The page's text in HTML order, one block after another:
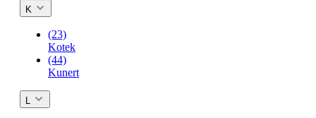
K
(23)
Kotek
(44)
Kunert